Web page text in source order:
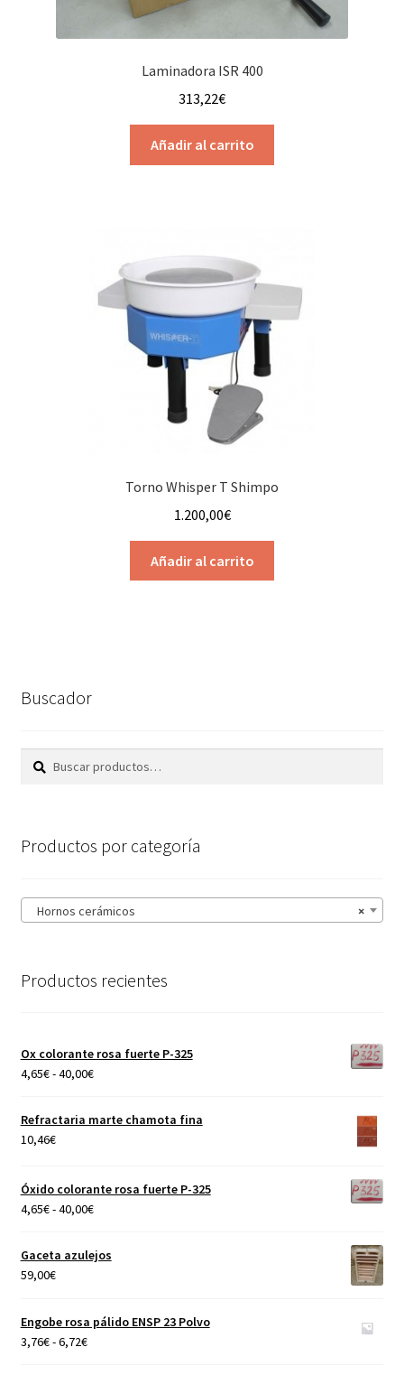
Laminadora ISR 400
313,22€
Añadir al carrito
Torno Whisper T Shimpo
1.200,00€
Añadir al carrito
Buscador
Buscar
Buscar
Productos por categoría
×
Hornos cerámicos
Productos recientes
Ox colorante rosa fuerte P-325
4,65€-40,00€Rango
precios:
40,00€
Refractaria marte chamota fina
10,46€
Óxido colorante rosa fuerte P-325
4,65€-40,00€Rango
precios:
desde
40,00€
Gaceta azulejos
59,00€
Engobe rosa pálido ENSP 23 Polvo
3,76€-6,72€Rango